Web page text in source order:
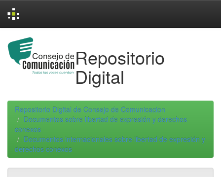
navigation
Repositorio
Digital
Repositorio Digital de Consejo de Comunicacion
Documentos sobre libertad de expresión y derechos
conexos
Documentos internacionales sobre libertad de expresión y
derechos conexos